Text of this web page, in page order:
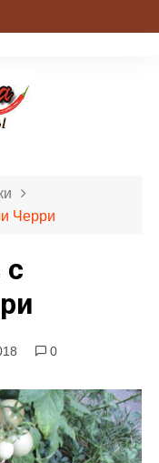
Черри
с
0